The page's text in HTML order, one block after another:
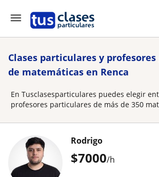
Clases particulares y
de matemáticas en Renca
En Tusclasesparticulares puedes elegir
profesores particulares de más de 350
$7000/h
Rodrigo